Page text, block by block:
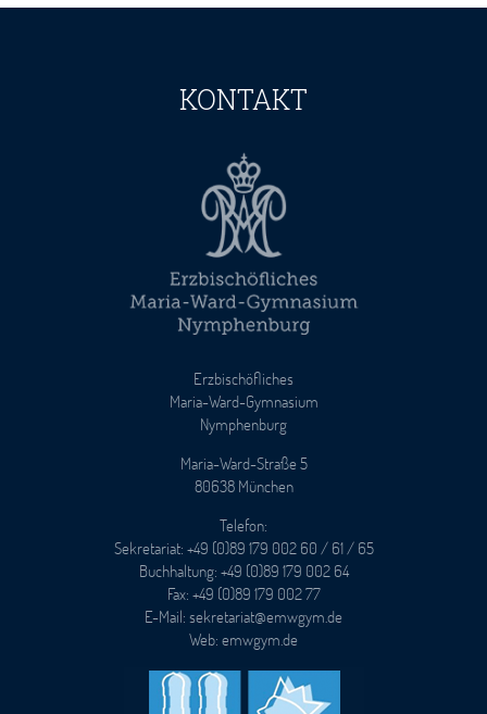
KONTAKT
Erzbischöfliches
Maria-Ward-Gymnasium
Nymphenburg
Maria-Ward-Straße 5
80638 München
Telefon:
Sekretariat: +49 (0)89 179 002 60 / 61 / 65
Buchhaltung: +49 (0)89 179 002 64
Fax: +49 (0)89 179 002 77
E-Mail: sekretariat@emwgym.de
Web: emwgym.de